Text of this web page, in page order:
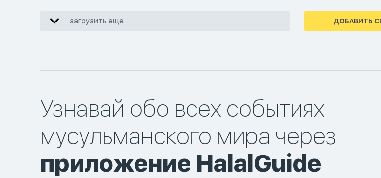
загрузить еще ДОБАВИТЬ
Узнавай обо всех событиях
мусульманского мира через
приложение HalalGuide